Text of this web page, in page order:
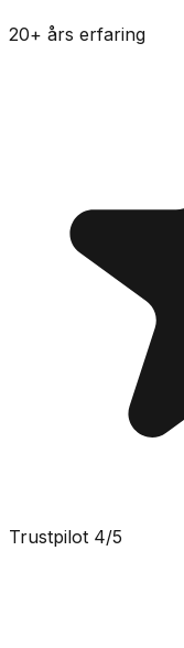
20+ års erfaring
Trustpilot 4/5